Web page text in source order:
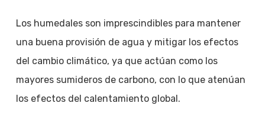
Los humedales son imprescindibles para mantener
una buena provisión de agua y mitigar los efectos
del cambio climático, ya que actúan como los
mayores sumideros de carbono, con lo que atenúan
los efectos del calentamiento global.